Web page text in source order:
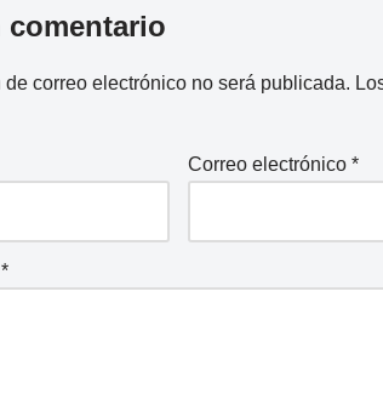
comentario
de correo electrónico no será publicada.
Correo electrónico*
*